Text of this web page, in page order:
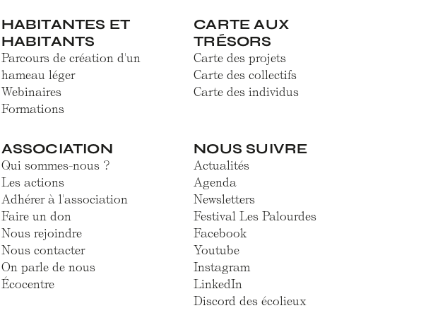
HABITANTES ET
HABITANTS
Parcours de création d'un
hameau léger
Webinaires
Formations
CARTE AUX
TRÉSORS
Carte des projets
Carte des collectifs
Carte des individus
ASSOCIATION
Qui sommes-nous ?
Les actions
Adhérer à l'association
Faire un don
Nous rejoindre
Nous contacter
On parle de nous
Écocentre
NOUS SUIVRE
Actualités
Agenda
Newsletters
Festival Les Palourdes
Facebook
Youtube
Instagram
LinkedIn
Discord des écolieux